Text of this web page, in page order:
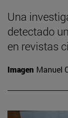
Una
detectado
en revistas
Imagen Manuel